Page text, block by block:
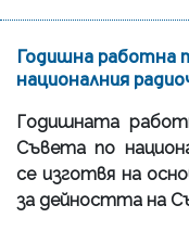
Годишна работна
националния
Годишната
Съвета по
се изготвя на
за дейността на